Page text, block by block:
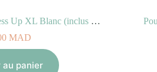
Poubelle À Couches Dress Up XL Blanc (inclus 1 recharge Anti-Odeurs)
MAD
au panier